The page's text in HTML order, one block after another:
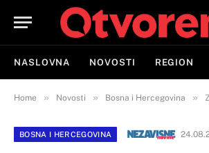
NASLOVNA NOVOSTI REGION
Home » Novosti » Bosna i Hercegovina »
BOSNA I HERCEGOVINA